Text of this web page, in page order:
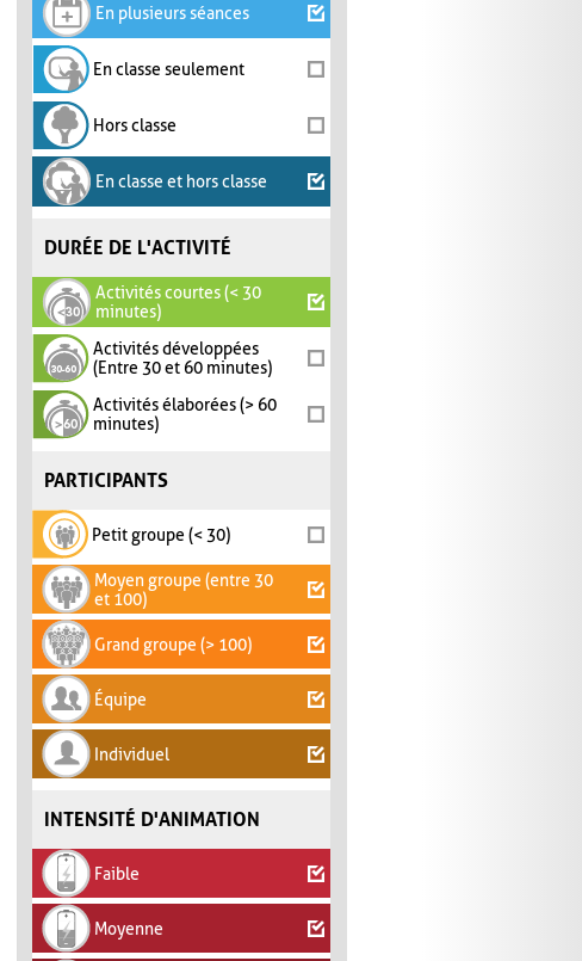
En plusieurs séances
En classe seulement
Hors classe
En classe et hors classe
DURÉE DE L'ACTIVITÉ
Activités courtes (< 30
minutes)
Activités développées
(Entre 30 et 60 minutes)
Activités élaborées (> 60
minutes)
PARTICIPANTS
Petit groupe (< 30)
Moyen groupe (entre 30
et 100)
Grand groupe (> 100)
Équipe
Individuel
INTENSITÉ D'ANIMATION
Faible
Moyenne